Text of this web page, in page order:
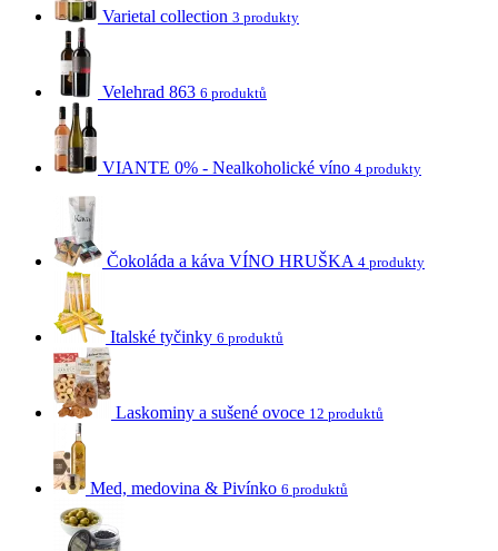
Varietal collection 3 produkty
Velehrad 863 6 produktů
VIANTE 0% - Nealkoholické víno 4 produkty
Čokoláda a káva VÍNO HRUŠKA 4 produkty
Italské tyčinky 6 produktů
Laskominy a sušené ovoce 12 produktů
Med, medovina & Pivínko 6 produktů